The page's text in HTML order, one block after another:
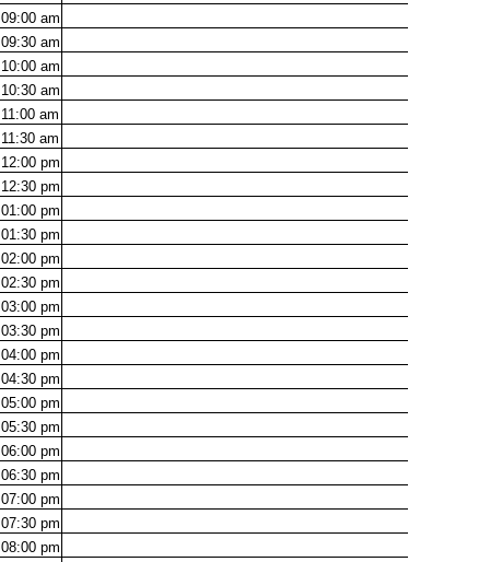
09:00 am
09:30 am
10:00 am
10:30 am
11:00 am
11:30 am
12:00 pm
12:30 pm
01:00 pm
01:30 pm
02:00 pm
02:30 pm
03:00 pm
03:30 pm
04:00 pm
04:30 pm
05:00 pm
05:30 pm
06:00 pm
06:30 pm
07:00 pm
07:30 pm
08:00 pm